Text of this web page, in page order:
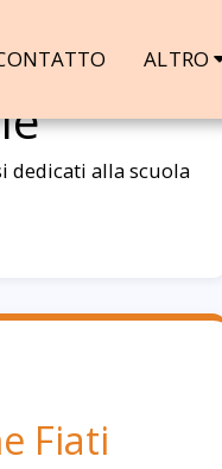
dedicati alla scuola
Fiati
ALTRO